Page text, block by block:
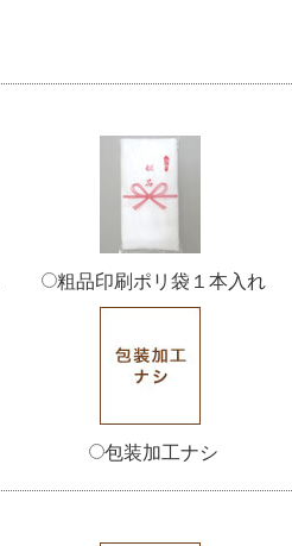
粗品印刷ポリ袋１本入れ
包装加工ナシ